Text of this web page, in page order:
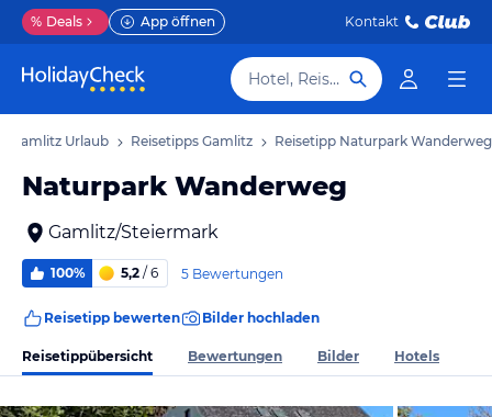
% Deals App öffnen Kontakt
Hotel, Reiseziel
Gamlitz Urlaub Reisetipps Gamlitz Reisetipp Naturpark Wanderweg
Naturpark Wanderweg
Gamlitz/Steiermark
100% 5,2 / 6 5 Bewertungen
Reisetipp bewerten Bilder hochladen
Reisetippübersicht Bewertungen Bilder Hotels